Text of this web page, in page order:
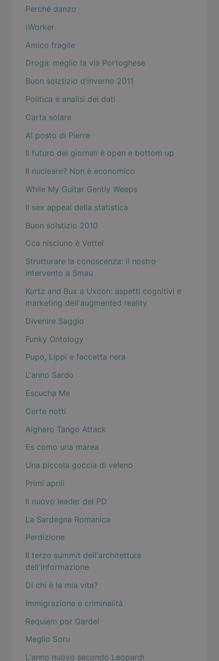
Perché danzo
iWorker
Amico fragile
Droga: meglio la via Portoghese
Buon solztizio d'inverno 2011
Politica e analisi dei dati
Carta solare
Al posto di Pierre
Il futuro dei giornali è open e bottom up
Il nucleare? Non è economico
While My Guitar Gently Weeps
Il sex appeal della statistica
Buon solstizio 2010
Cca nisciuno è Vettel
Strutturare la conoscenza: il nostro
intervento a Smau
Kurtz and Bux a Uxcon: aspetti cognitivi e
marketing dell'augmented reality
Divenire Saggio
Funky Ontology
Pupo, Lippi e faccetta nera
L'anno Sardo
Escucha Me
Certe notti
Alghero Tango Attack
Es como una marea
Una piccola goccia di veleno
Primi aprili
Il nuovo leader del PD
La Sardegna Romanica
Perdizione
Il terzo summit dell'architettura
dell'informazione
Di chi è la mia vita?
Immigrazione e criminalità
Requiem por Gardel
Meglio Soru
L'anno nuovo secondo Leopardi